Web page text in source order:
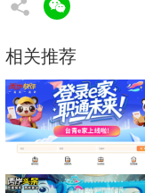
相关推荐